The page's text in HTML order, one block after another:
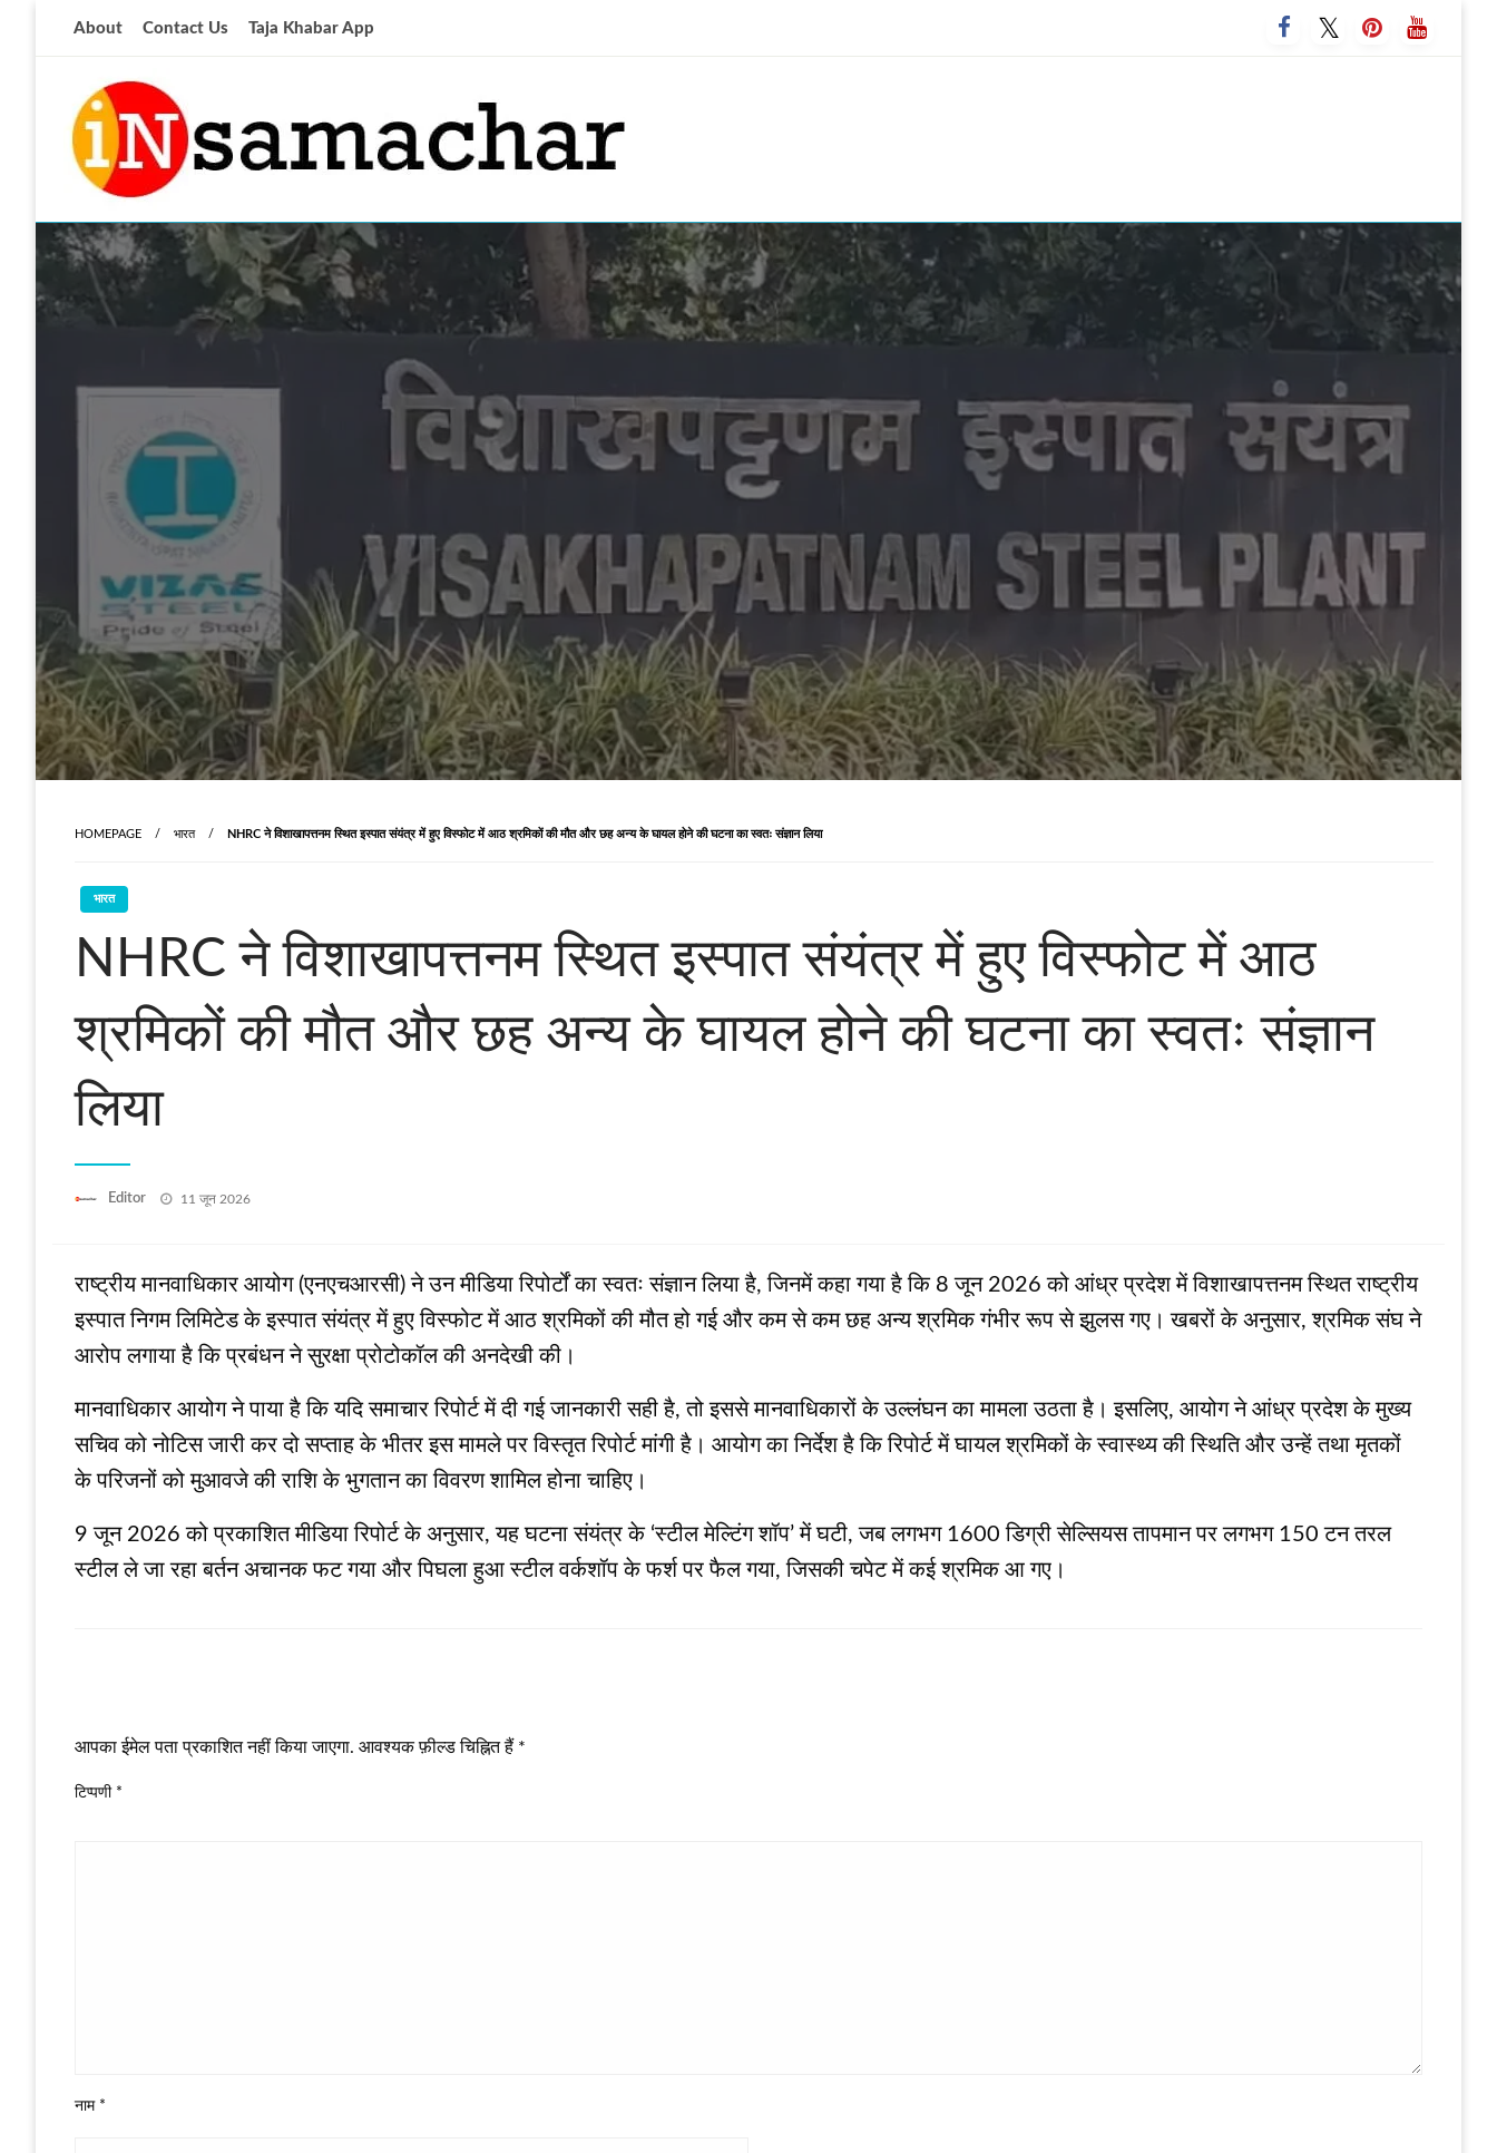
About Contact Us Taja Khabar App
insamachar
आज की ताजा खबर
HOMEPAGE भारत NHRC ने विशाखापत्तनम स्थित इस्पात संयंत्र में हुए विस्फोट में आठ श्रमिकों की मौत और छह अन्य के घायल होने की घटना का स्वतः संज्ञान लिया
भारत
NHRC ने विशाखापत्तनम स्थित इस्पात संयंत्र में हुए विस्फोट में आठ
श्रमिकों की मौत और छह अन्य के घायल होने की घटना का स्वतः संज्ञान
लिया
Editor
Posted
11 जून 2026
राष्ट्रीय मानवाधिकार आयोग (एनएचआरसी) ने उन मीडिया रिपोर्टों का स्वतः संज्ञान लिया है, जिनमें कहा गया है कि 8 जून 2026 को आंध्र प्रदेश में विशाखापत्तनम स्थित राष्ट्रीय
इस्पात निगम लिमिटेड के इस्पात संयंत्र में हुए विस्फोट में आठ श्रमिकों की मौत हो गई और कम से कम छह अन्य श्रमिक गंभीर रूप से झुलस गए। खबरों के अनुसार, श्रमिक संघ ने
आरोप लगाया है कि प्रबंधन ने सुरक्षा प्रोटोकॉल की अनदेखी की।
मानवाधिकार आयोग ने पाया है कि यदि समाचार रिपोर्ट में दी गई जानकारी सही है, तो इससे मानवाधिकारों के उल्लंघन का मामला उठता है। इसलिए, आयोग ने आंध्र प्रदेश के मुख्य
सचिव को नोटिस जारी कर दो सप्ताह के भीतर इस मामले पर विस्तृत रिपोर्ट मांगी है। आयोग का निर्देश है कि रिपोर्ट में घायल श्रमिकों के स्वास्थ्य की स्थिति और उन्हें तथा मृतकों
के परिजनों को मुआवजे की राशि के भुगतान का विवरण शामिल होना चाहिए।
9 जून 2026 को प्रकाशित मीडिया रिपोर्ट के अनुसार, यह घटना संयंत्र के ‘स्टील मेल्टिंग शॉप’ में घटी, जब लगभग 1600 डिग्री सेल्सियस तापमान पर लगभग 150 टन तरल
स्टील ले जा रहा बर्तन अचानक फट गया और पिघला हुआ स्टील वर्कशॉप के फर्श पर फैल गया, जिसकी चपेट में कई श्रमिक आ गए।
आपका ईमेल पता प्रकाशित नहीं किया जाएगा. आवश्यक फ़ील्ड चिह्नित हैं *
टिप्पणी *
नाम *